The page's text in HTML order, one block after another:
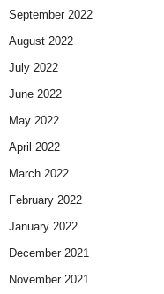
September 2022
August 2022
July 2022
June 2022
May 2022
April 2022
March 2022
February 2022
January 2022
December 2021
November 2021